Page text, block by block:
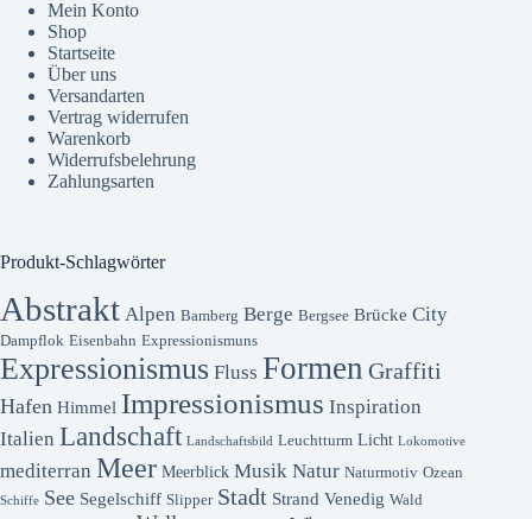
Mein Konto
Shop
Startseite
Über uns
Versandarten
Vertrag widerrufen
Warenkorb
Widerrufsbelehrung
Zahlungsarten
Produkt-Schlagwörter
Abstrakt Alpen Bamberg Berge Bergsee Brücke City
Dampflok Eisenbahn Expressionismuns
Expressionismus Fluss Formen Graffiti
Hafen Himmel Impressionismus Inspiration
Italien Landschaft Landschaftsbild Leuchtturm Licht Lokomotive
mediterran Meer Meerblick Musik Natur Naturmotiv Ozean
Schiffe See Segelschiff Slipper Stadt Strand Venedig Wald